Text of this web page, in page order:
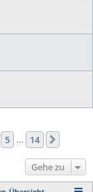
5 14
Gehe zu